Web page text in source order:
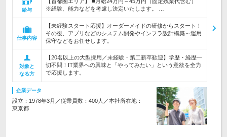
給与
※経験、能力などを考慮し決定いたします。 …
仕事内容
【未経験スタート応援】オーダーメイドの研修からスタート！
その後、アプリなどのシステム開発やインフラ設計構築～運用
保守などをお任せします。
対象と
なる方
【20名以上の大型採用／未経験・第二新卒歓迎】学歴・経歴一
切不問！IT業界への興味と「やってみたい」という意欲を全力
で応援します。
企業データ
設立：1978年3月／従業員数：400人／本社所在地：
東京都